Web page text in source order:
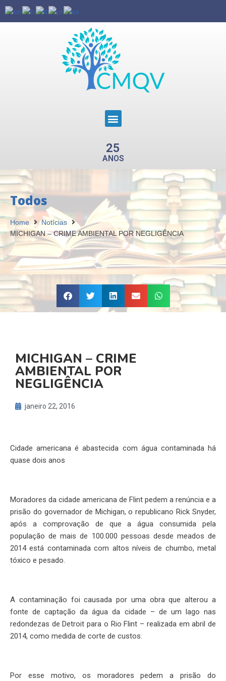
25
ANOS
Todos
Home
Notícias
MICHIGAN – CRIME AMBIENTAL POR NEGLIGÊNCIA
MICHIGAN – CRIME
AMBIENTAL POR
NEGLIGÊNCIA
janeiro 22, 2016
Cidade americana é abastecida com água contaminada há
quase dois anos
Moradores da cidade americana de Flint pedem a renúncia e a
prisão do governador de Michigan, o republicano Rick Snyder,
após a comprovação de que a água consumida pela
população de mais de 100.000 pessoas desde meados de
2014 está contaminada com altos níveis de chumbo, metal
tóxico e pesado.
A contaminação foi causada por uma obra que alterou a
fonte de captação da água da cidade – de um lago nas
redondezas de Detroit para o Rio Flint – realizada em abril de
2014, como medida de corte de custos.
Por esse motivo, os moradores pedem a prisão do